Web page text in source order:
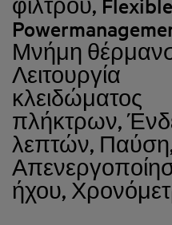
φίλτρου, Flexible
Μνήμη
Λειτουργία
κλειδώματος
πλήκτρων,
λεπτών,
ήχου,